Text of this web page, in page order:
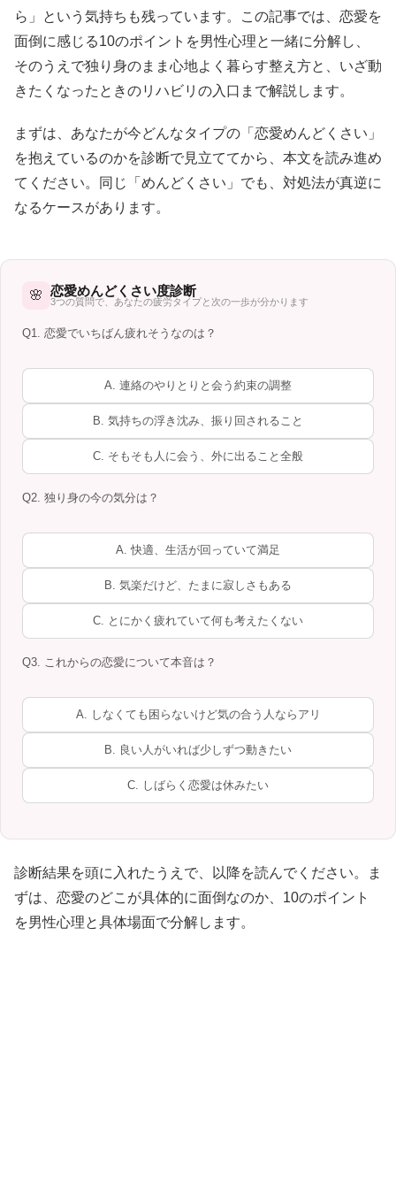
ら」という気持ちも残っています。この記事では、恋愛を
面倒に感じる10のポイントを男性心理と一緒に分解し、
そのうえで独り身のまま心地よく暮らす整え方と、いざ動
きたくなったときのリハビリの入口まで解説します。
まずは、あなたが今どんなタイプの「恋愛めんどくさい」
を抱えているのかを診断で見立ててから、本文を読み進め
てください。同じ「めんどくさい」でも、対処法が真逆に
なるケースがあります。
🌸 恋愛めんどくさい度診断
3つの質問で、あなたの疲労タイプと次の一歩が分かります
Q1. 恋愛でいちばん疲れそうなのは？
A. 連絡のやりとりと会う約束の調整
B. 気持ちの浮き沈み、振り回されること
C. そもそも人に会う、外に出ること全般
Q2. 独り身の今の気分は？
A. 快適、生活が回っていて満足
B. 気楽だけど、たまに寂しさもある
C. とにかく疲れていて何も考えたくない
Q3. これからの恋愛について本音は？
A. しなくても困らないけど気の合う人ならアリ
B. 良い人がいれば少しずつ動きたい
C. しばらく恋愛は休みたい
診断結果を頭に入れたうえで、以降を読んでください。ま
ずは、恋愛のどこが具体的に面倒なのか、10のポイント
を男性心理と具体場面で分解します。